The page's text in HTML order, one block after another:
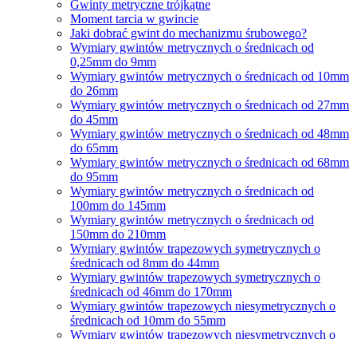
Gwinty metryczne trójkątne
Moment tarcia w gwincie
Jaki dobrać gwint do mechanizmu śrubowego?
Wymiary gwintów metrycznych o średnicach od
0,25mm do 9mm
Wymiary gwintów metrycznych o średnicach od 10mm
do 26mm
Wymiary gwintów metrycznych o średnicach od 27mm
do 45mm
Wymiary gwintów metrycznych o średnicach od 48mm
do 65mm
Wymiary gwintów metrycznych o średnicach od 68mm
do 95mm
Wymiary gwintów metrycznych o średnicach od
100mm do 145mm
Wymiary gwintów metrycznych o średnicach od
150mm do 210mm
Wymiary gwintów trapezowych symetrycznych o
średnicach od 8mm do 44mm
Wymiary gwintów trapezowych symetrycznych o
średnicach od 46mm do 170mm
Wymiary gwintów trapezowych niesymetrycznych o
średnicach od 10mm do 55mm
Wymiary gwintów trapezowych niesymetrycznych o